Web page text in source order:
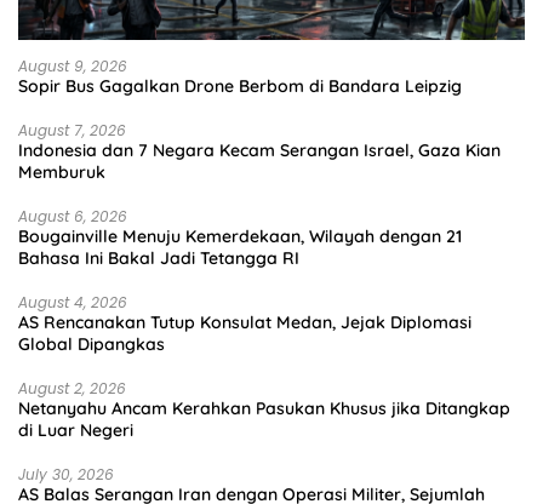
August 9, 2026
Sopir Bus Gagalkan Drone Berbom di Bandara Leipzig
August 7, 2026
Indonesia dan 7 Negara Kecam Serangan Israel, Gaza Kian
Memburuk
August 6, 2026
Bougainville Menuju Kemerdekaan, Wilayah dengan 21
Bahasa Ini Bakal Jadi Tetangga RI
August 4, 2026
AS Rencanakan Tutup Konsulat Medan, Jejak Diplomasi
Global Dipangkas
August 2, 2026
Netanyahu Ancam Kerahkan Pasukan Khusus jika Ditangkap
di Luar Negeri
July 30, 2026
AS Balas Serangan Iran dengan Operasi Militer, Sejumlah